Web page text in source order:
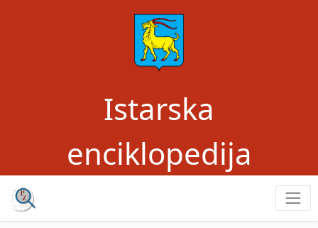
Istarska
enciklopedija